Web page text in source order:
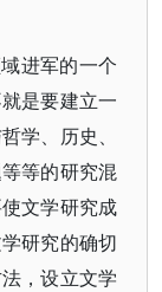
进军的一个
是要建立一
学、历史、
等的研究混
文学研究成
研究的确切
，设立文学